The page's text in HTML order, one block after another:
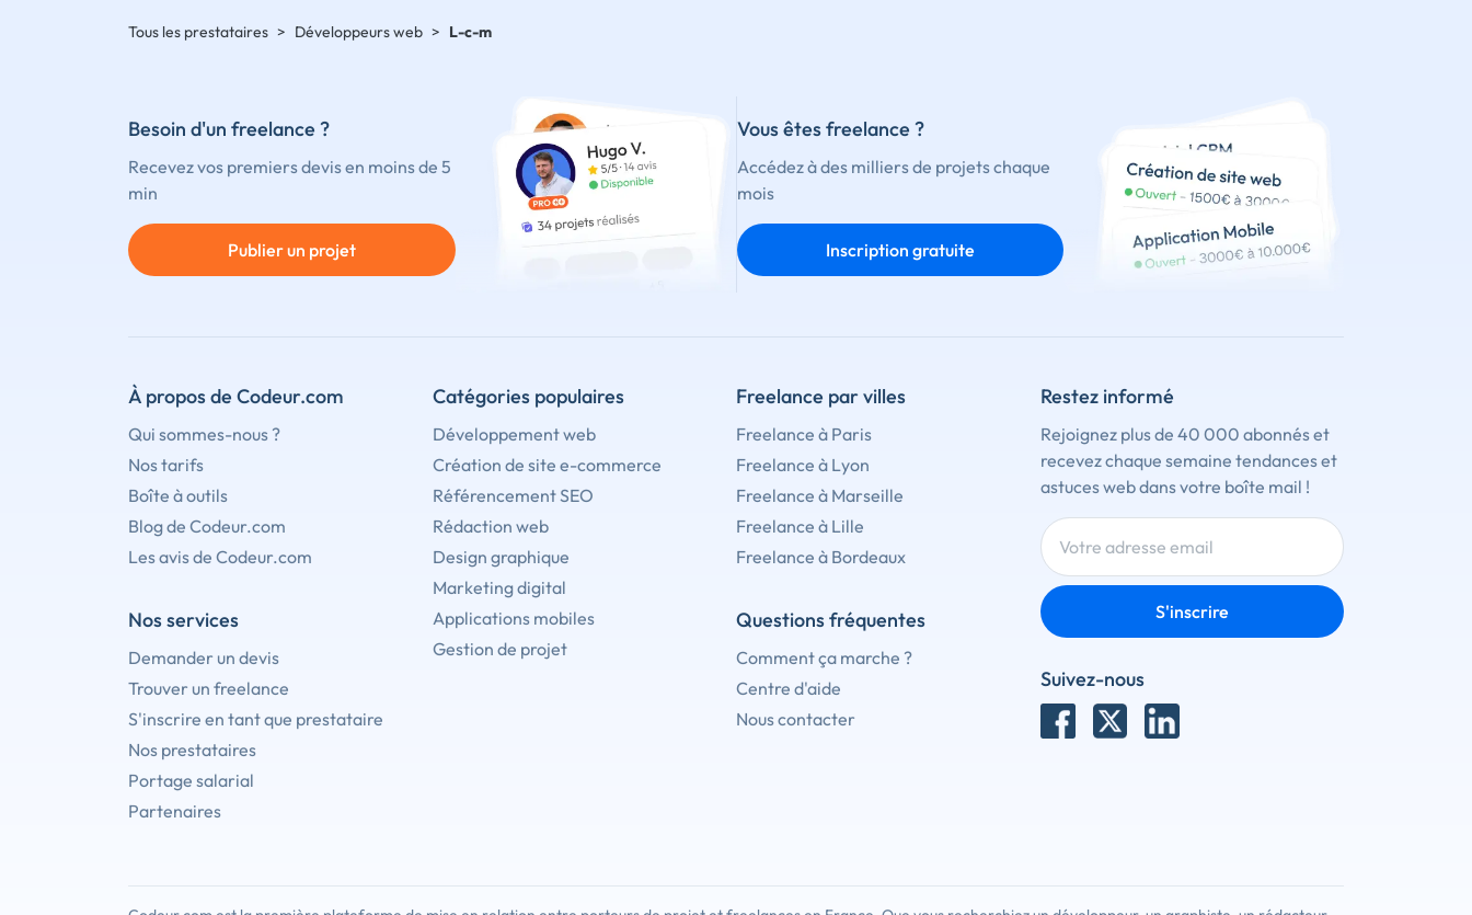
Tous les prestataires > Développeurs web > L-c-m
Besoin d'un freelance ?
Recevez vos premiers devis en moins de 5
min
Publier un projet
Vous êtes freelance ?
Accédez à des milliers de projets chaque
mois
Inscription gratuite
À propos de Codeur.com
Qui sommes-nous ?
Nos tarifs
Boîte à outils
Blog de Codeur.com
Les avis de Codeur.com
Nos services
Demander un devis
Trouver un freelance
S'inscrire en tant que prestataire
Nos prestataires
Portage salarial
Partenaires
Catégories populaires
Développement web
Création de site e-commerce
Référencement SEO
Rédaction web
Design graphique
Marketing digital
Applications mobiles
Gestion de projet
Freelance par villes
Freelance à Paris
Freelance à Lyon
Freelance à Marseille
Freelance à Lille
Freelance à Bordeaux
Questions fréquentes
Comment ça marche ?
Centre d'aide
Nous contacter
Restez informé
Rejoignez plus de 40 000 abonnés et
recevez chaque semaine tendances et
astuces web dans votre boîte mail !
S'inscrire
Suivez-nous